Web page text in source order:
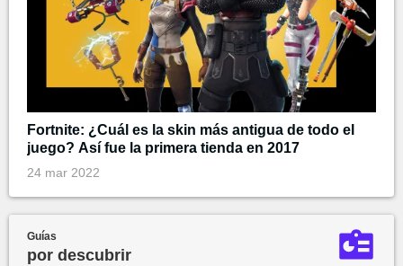
Fortnite: ¿Cuál es la skin más antigua de todo el
juego? Así fue la primera tienda en 2017
24 mar 2022
Guías
por descubrir